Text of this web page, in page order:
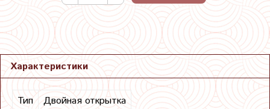
Характеристики
Тип Двойная открытка